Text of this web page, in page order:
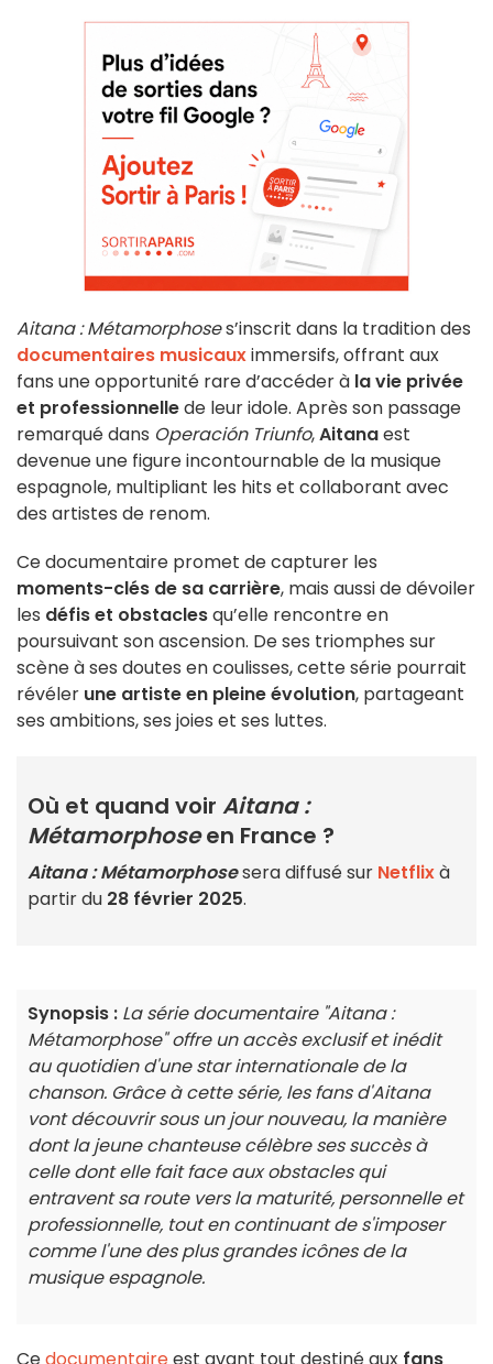
Aitana : Métamorphoses’inscrit dans la tradition des
documentaires musicauximmersifs, offrant aux
fans une opportunité rare d’accéder à la vie privée
et professionnellede leur idole. Après son passage
remarqué dans Operación Triunfo,Aitanaest
devenue une figure incontournable de la musique
espagnole, multipliant les hits et collaborant avec
des artistes de renom.
Ce documentaire promet de capturer les
moments-clés de sa carrière, mais aussi de dévoiler
les défis et obstaclesqu’elle rencontre en
poursuivant son ascension. De ses triomphes sur
scène à ses doutes en coulisses, cette série pourrait
révéler une artiste en pleine évolution, partageant
ses ambitions, ses joies et ses luttes.
Où et quand voir Aitana :
Métamorphoseen France ?
Aitana : Métamorphosesera diffusé sur Netflixà
partir du 28 février 2025.
Synopsis : La série documentaire "Aitana :
Métamorphose" offre un accès exclusif et inédit
au quotidien d'une star internationale de la
chanson. Grâce à cette série, les fans d'Aitana
vont découvrir sous un jour nouveau, la manière
dont la jeune chanteuse célèbre ses succès à
celle dont elle fait face aux obstacles qui
entravent sa route vers la maturité, personnelle et
professionnelle, tout en continuant de s'imposer
comme l'une des plus grandes icônes de la
musique espagnole.